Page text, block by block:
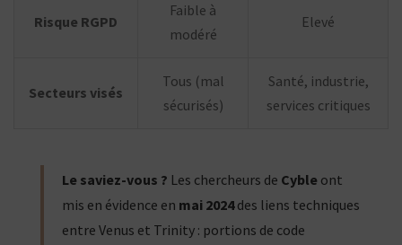
Risque RGPD
Faible à
modéré
Elevé
Secteurs visés
Tous (mal
sécurisés)
Santé, industrie,
services critiques
Le saviez-vous ? Les chercheurs de Cyble ont
mis en évidence en mai 2024des liens techniques
entre Venus et Trinity : portions de code